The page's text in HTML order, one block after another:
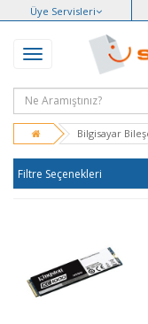
Üye Servisleri
Bilgisayar
Filtre Seçenekleri